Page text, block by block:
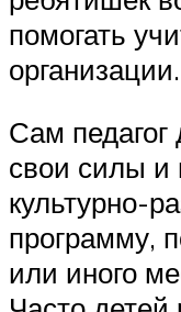
помогать
организации.
Сам педагог
свои силы и
культурно-
программу,
или иного